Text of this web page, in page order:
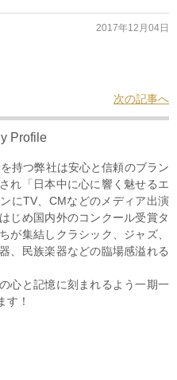
2017年12月04日
次の記事へ
Profile
持つ弊社は安心と信頼のブラン
れ「日本中に心に響く魅せるエ
にTV、CMなどのメディア出演
じめ国内外のコンクール受賞タ
が集結しクラシック、ジャズ、
、民族楽器などの臨場感溢れる
心と記憶に刻まれるよう一期一
す！